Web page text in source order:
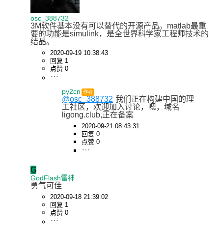
osc_388732
3M软件基本没有可以替代的开源产品。matlab最重
要的功能是simulink，是全世界科学家工程师技术的
结晶。
2020-09-19 10:38:43
回复 1
点赞 0
py2cn 作者
@osc_388732 我们正在构建中国的理
工社区，欢迎加入讨论，嗯，域名
ligong.club,正在备案
2020-09-21 08:43:31
回复 0
点赞 0
G
GodFlash雷神
勇气可佳
2020-09-18 21:39:02
回复 1
点赞 0